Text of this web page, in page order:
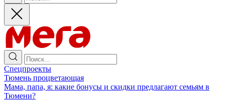
Спецпроекты
Тюмень процветающая
Мама, папа, я: какие бонусы и скидки предлагают семьям в
Тюмени?